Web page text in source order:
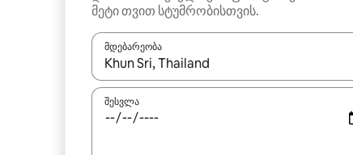
მეტი თვით სტუმრობისთვის.
მდებარეობა
როცა შედეგები ხელმისაწვდომი გახდება,
შესვლა